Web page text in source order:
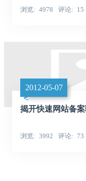
浏览 4978 评论 15
2012-05-07
揭开快速网站备
浏览 3992 评论 73